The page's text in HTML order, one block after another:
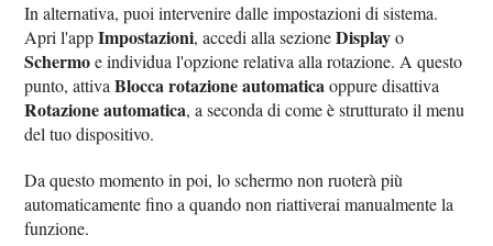
In alternativa, puoi intervenire dalle impostazioni di sistema.
Apri l'appImpostazioni, accedi alla sezioneDisplayo
Schermoe individua l'opzione relativa alla rotazione. A questo
punto, attivaBlocca rotazione automaticaoppure disattiva
Rotazione automatica, a seconda di come è strutturato il menu
del tuo dispositivo.
Da questo momento in poi, lo schermo non ruoterà più
automaticamente fino a quando non riattiverai manualmente la
funzione.